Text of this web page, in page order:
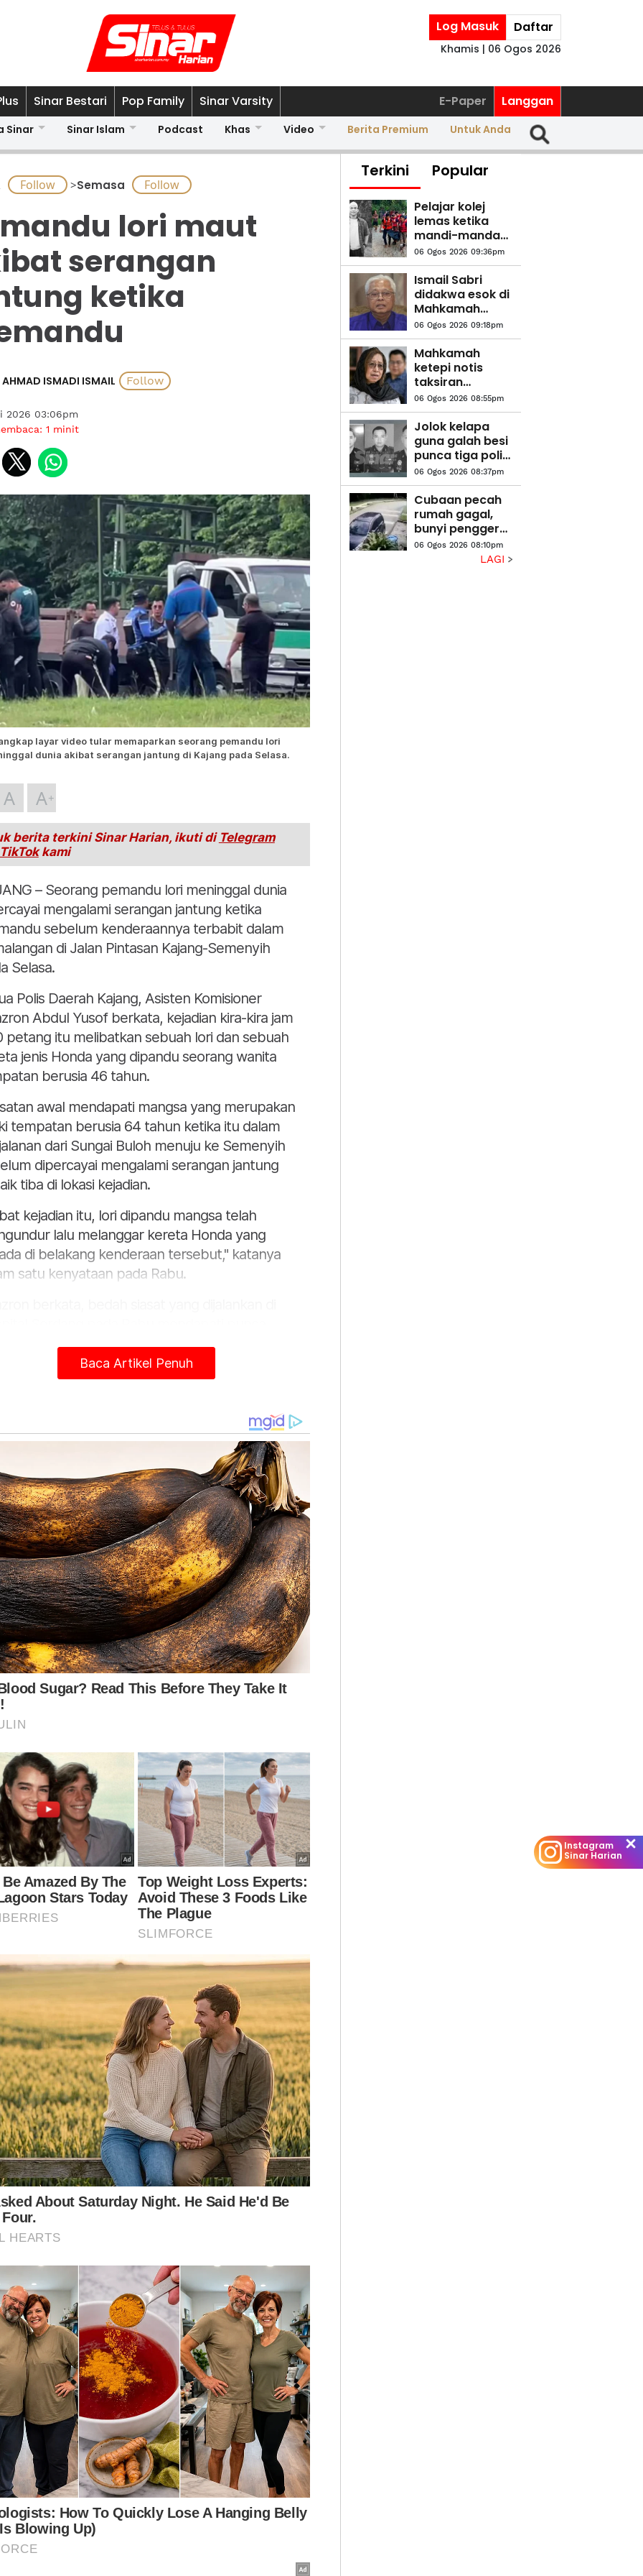
Log Masuk Daftar
Khamis | 06 Ogos 2026
Sinar Bestari Pop Family Sinar Varsity E-Paper Langgan
Sinar Sinar Islam Podcast Khas Video Berita Premium Untuk Anda
>Semasa
lori maut
serangan
ketika
AHMAD ISMADI ISMAIL
2026 03:06pm
1 minit
layar video tular memaparkan seorang pemandu lori
dunia akibat serangan jantung di Kajang pada Selasa.
A A
berita terkini Sinar Harian, ikuti di Telegram
kami
– Seorang pemandu lori meninggal dunia
mengalami serangan jantung ketika
sebelum kenderaannya terbabit dalam
di Jalan Pintasan Kajang-Semenyih
Selasa.
Polis Daerah Kajang, Asisten Komisioner
Abdul Yusof berkata, kejadian kira-kira jam
petang itu melibatkan sebuah lori dan sebuah
jenis Honda yang dipandu seorang wanita
berusia 46 tahun.
awal mendapati mangsa yang merupakan
tempatan berusia 64 tahun ketika itu dalam
dari Sungai Buloh menuju ke Semenyih
dipercayai mengalami serangan jantung
tiba di lokasi kejadian.
kejadian itu, lori dipandu mangsa telah
lalu melanggar kereta Honda yang
di belakang kenderaan tersebut," katanya
satu kenyataan pada Rabu.
mangsa adalah disebabkan saluran
tersumbat.
Lalu Lintas Jalan Raya Malaysia 1959
kes kematian diklasifikasikan sebagai
ramai yang mempunyai maklumat berkaitan
itu diminta menghubungi balai polis
atau Pegawai Penyiasat Trafik Ibu
Polis Daerah Kajang, Inspektor Mohd
Rasid di talian 019-4565502 bagi
siasatan," ujarnya.
Berkaitan:
Pelajar Tingkatan 6 meninggal dunia selepas rebah di
sekolah
'Ralat tidak mampu sara keluarga' – Serangan jantung
jejas kehidupan tukang perabot
Bekas ADUN Dabong, Ketua UMNO Kuala Krai
Jawab soalan kaji selidik dan
dapatkan baucar tunai.
×
Apakah bangsa anda?
Melayu
Cina
India
Etnik Sabah & Sarawak
Lain lain
Masuk | Daftar VPoints: 0
Lori Maut
Jantung
Memandu Selangor
Artikel Disyorkan
Semasa
Pelajar kolej lemas ketika mandi-
Semasa
Ismail Sabri didakwa esok di
Mahkamah Sesyen Kuala Lumpur
Semasa
Mahkamah ketepi notis taksiran
tambahan cukai RM313.8 juta
terhadap Na'imah
Semasa
Jolok kelapa guna galah besi punca
tiga polis maut terkena renjatan
Baca Artikel Penuh
Terkini Popular
Pelajar kolej
lemas ketika
mandi-manda
bersama
sembilan rakan
06 Ogos 2026 09:36pm
Ismail Sabri
didakwa esok di
Mahkamah
Sesyen Kuala
Lumpur
06 Ogos 2026 09:18pm
Mahkamah
ketepi notis
taksiran
tambahan cukai
RM313.8 juta
terhadap
Na'imah
06 Ogos 2026 08:55pm
Jolok kelapa
guna galah besi
punca tiga polis
maut terkena
renjatan elektrik
06 Ogos 2026 08:37pm
Cubaan pecah
rumah gagal,
bunyi penggera
kejutkan
06 Ogos 2026 08:10pm
LAGI
Instagram
Sinar Harian